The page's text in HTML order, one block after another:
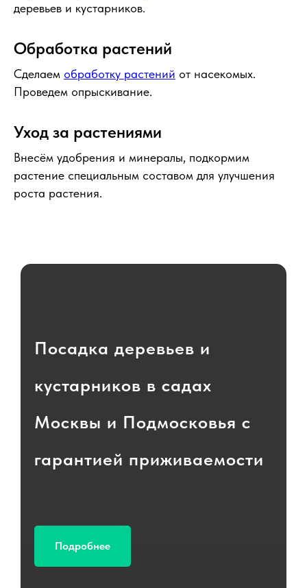
деревьев и кустарников.
Обработка растений
Сделаем обработку растений от насекомых.
Проведем опрыскивание.
Уход за растениями
Внесём удобрения и минералы, подкормим
растение специальным составом для улучшения
роста растения.
Посадка деревьев и
кустарников в садах
Москвы и Подмосковья с
гарантией приживаемости
Подробнее